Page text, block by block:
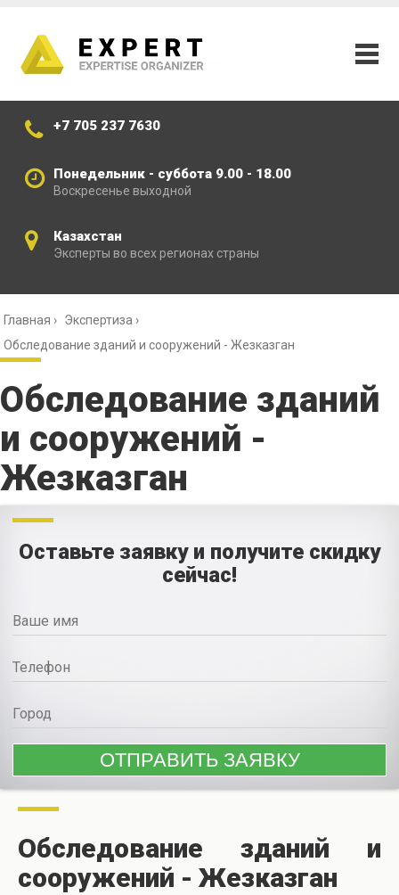
+7 705 237 7630
Понедельник - суббота 9.00 - 18.00
Воскресенье выходной
Казахстан
Эксперты во всех регионах страны
Главная › Экспертиза ›
Обследование зданий и сооружений - Жезказган
Обследование зданий
и сооружений -
Жезказган
Оставьте заявку и получите скидку
сейчас!
Обследование зданий и
сооружений - Жезказган